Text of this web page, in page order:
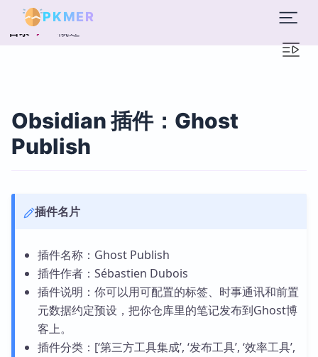
PKMER
目录 概述
Obsidian 插件：Ghost
Publish
插件名片
插件名称：Ghost Publish
插件作者：Sébastien Dubois
插件说明：你可以用可配置的标签、时事通讯和前置
元数据约定预设，把你仓库里的笔记发布到Ghost博
客上。
插件分类：[‘第三方工具集成’, ‘发布工具’, ‘效率工具’,